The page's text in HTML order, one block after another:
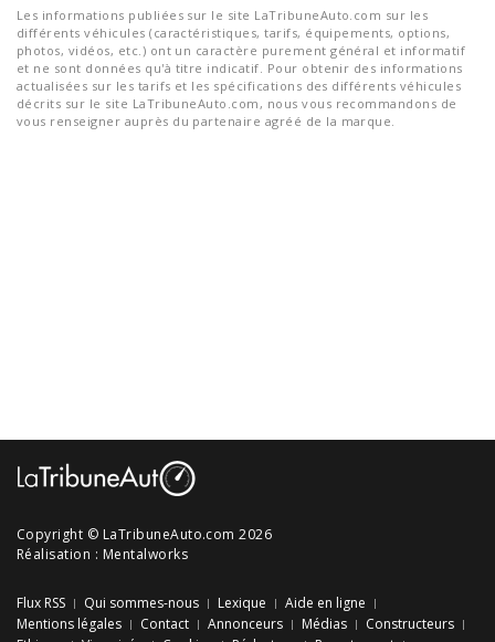
Les informations publiées sur le site LaTribuneAuto.com sur les
différents véhicules (caractéristiques, tarifs, équipements, options,
photos, vidéos, etc.) ont un caractère purement général et informatif
et ne sont données qu'à titre indicatif. Pour obtenir des informations
actualisées sur les tarifs et les spécifications des différents véhicules
décrits sur le site LaTribuneAuto.com, nous vous recommandons de
vous renseigner auprès du partenaire agréé de la marque.
Copyright © LaTribuneAuto.com 2026
Réalisation : Mentalworks
Flux RSS Qui sommes-nous Lexique
Aide en ligne
Mentions légales
Contact Annonceurs Médias
Constructeurs